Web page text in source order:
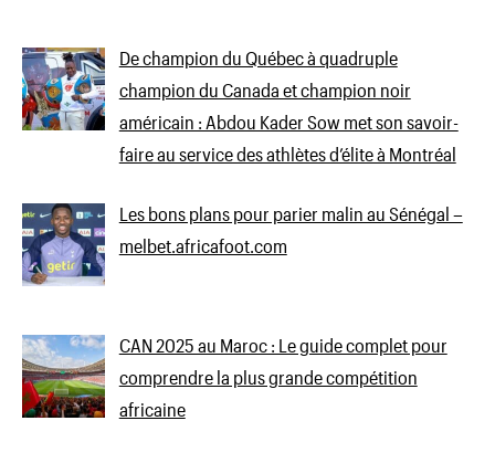
De champion du Québec à quadruple
champion du Canada et champion noir
américain : Abdou Kader Sow met son savoir-
faire au service des athlètes d’élite à Montréal
Les bons plans pour parier malin au Sénégal –
melbet.africafoot.com
CAN 2025 au Maroc : Le guide complet pour
comprendre la plus grande compétition
africaine